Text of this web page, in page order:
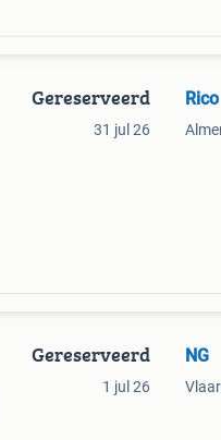
Gereserveerd
31 jul 26
Rico
Gereserveerd
1 jul 26
NG